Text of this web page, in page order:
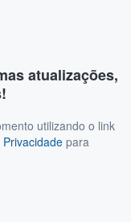
atualizações,
utilizando o link
para